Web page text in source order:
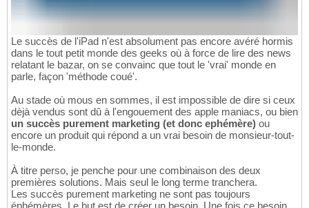
Le succès de l'iPad n'est absolument pas encore avéré hormis
dans le tout petit monde des geeks où à force de lire des news
relatant le bazar, on se convainc que tout le 'vrai' monde en
parle, façon 'méthode coué'.
Au stade où mous en sommes, il est impossible de dire si ceux
dèjà vendus sont dû à l'engouement des apple maniacs, ou bien
un succès purement marketing (et donc ephémère) ou
encore un produit qui répond a un vrai besoin de monsieur-tout-
le-monde.
À titre perso, je penche pour une combinaison des deux
premières solutions. Mais seul le long terme tranchera.
Les succès purement marketing ne sont pas toujours
éphémères. Le but est de créer un besoin. Une fois ce besoin